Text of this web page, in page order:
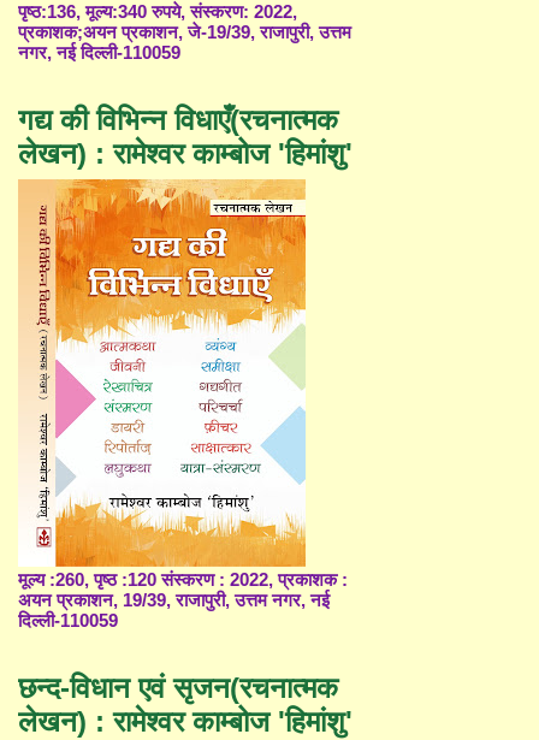
पृष्ठ:136, मूल्य:340 रुपये, संस्करण: 2022,
प्रकाशक;अयन प्रकाशन, जे-19/39, राजापुरी, उत्तम
नगर, नई दिल्ली-110059
गद्य की विभिन्न विधाएँ(रचनात्मक
लेखन) : रामेश्वर काम्बोज 'हिमांशु'
मूल्य :260, पृष्ठ :120 संस्करण : 2022, प्रकाशक :
अयन प्रकाशन, 19/39, राजापुरी, उत्तम नगर, नई
दिल्ली-110059
छन्द-विधान एवं सृजन(रचनात्मक
लेखन) : रामेश्वर काम्बोज 'हिमांशु'